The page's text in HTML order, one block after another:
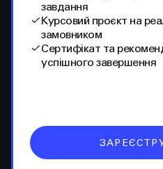
завдання
Курсовий проєкт на
замовником
Сертифікат та
успішного завершення